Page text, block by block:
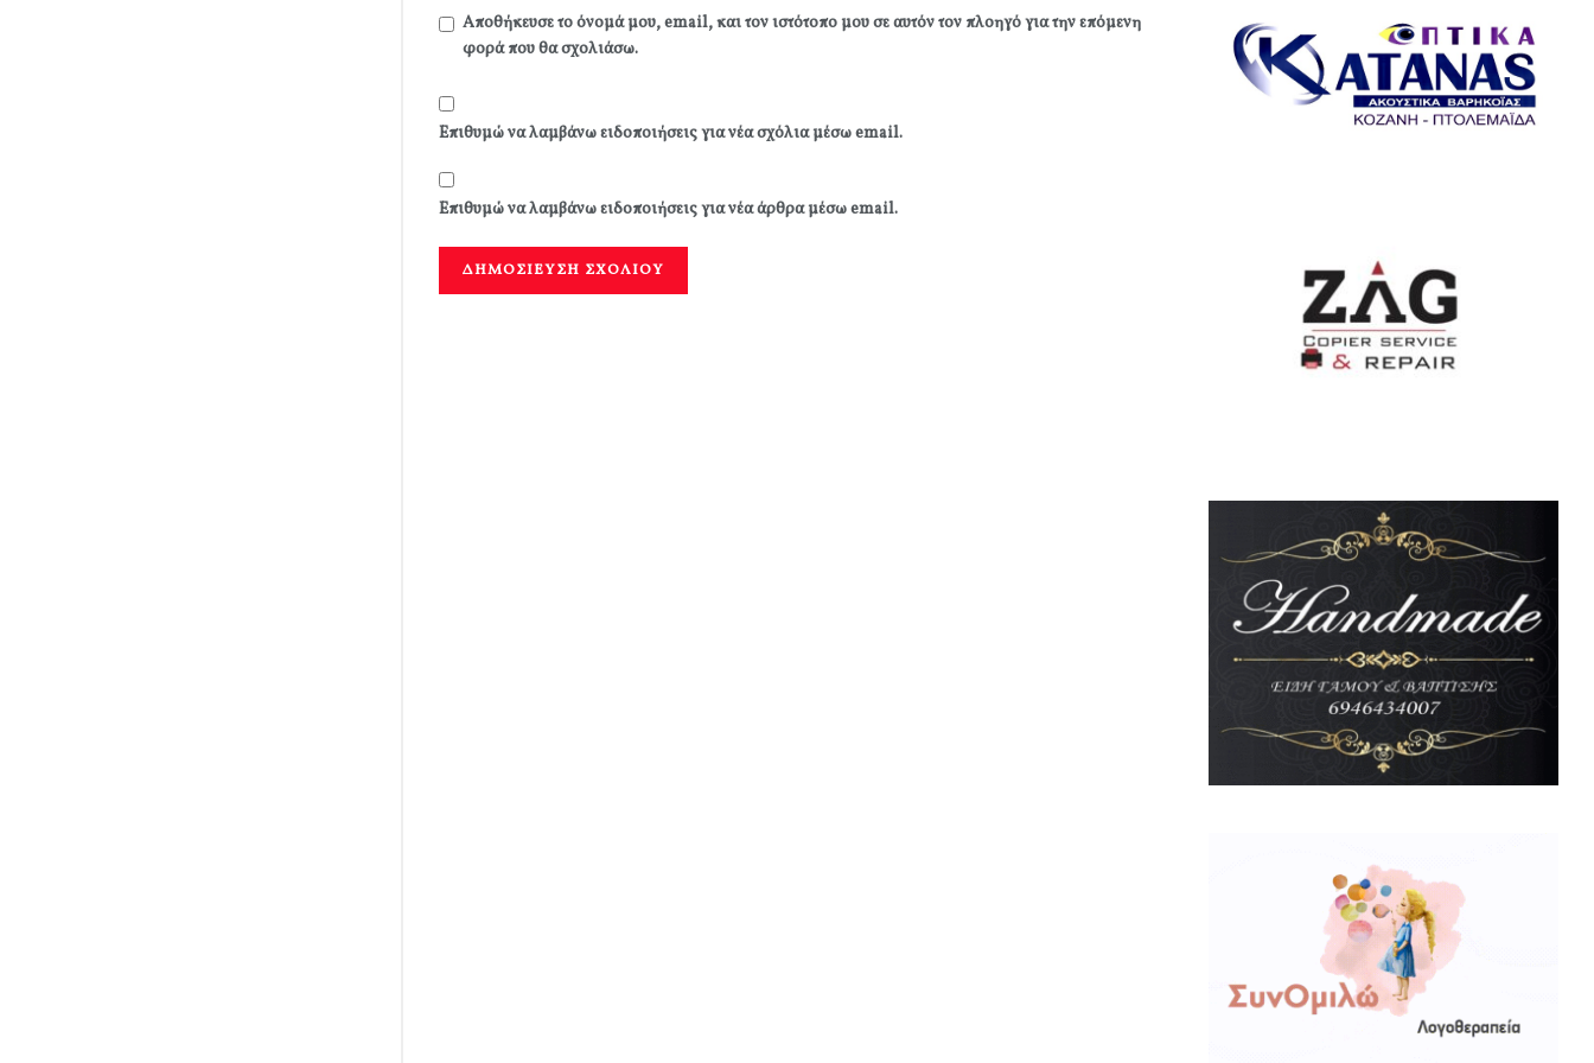
Αποθήκευσε το όνομά μου, email, και τον ιστότοπο μου σε αυτόν τον πλοηγό για την επόμενη
φορά που θα σχολιάσω.
Επιθυμώ να λαμβάνω ειδοποιήσεις για νέα σχόλια μέσω email.
Επιθυμώ να λαμβάνω ειδοποιήσεις για νέα άρθρα μέσω email.